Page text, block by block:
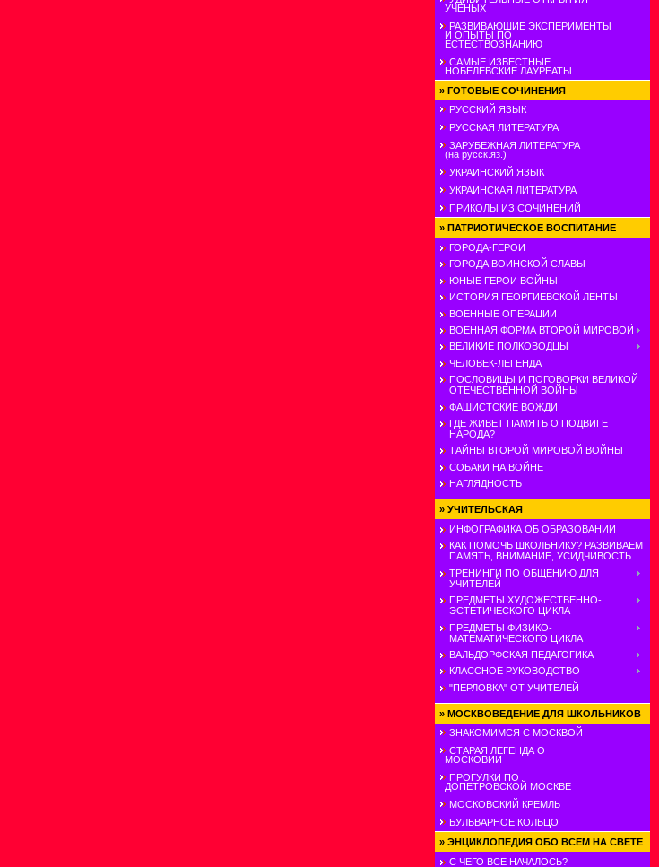
УЧЕНЫХ
РАЗВИВАЮШИЕ ЭКСПЕРИМЕНТЫ
И ОПЫТЫ ПО
ЕСТЕСТВОЗНАНИЮ
САМЫЕ ИЗВЕСТНЫЕ
НОБЕЛЕВСКИЕ ЛАУРЕАТЫ
» ГОТОВЫЕ СОЧИНЕНИЯ
РУССКИЙ ЯЗЫК
РУССКАЯ ЛИТЕРАТУРА
ЗАРУБЕЖНАЯ ЛИТЕРАТУРА
(на русск.яз.)
УКРАИНСКИЙ ЯЗЫК
УКРАИНСКАЯ ЛИТЕРАТУРА
ПРИКОЛЫ ИЗ СОЧИНЕНИЙ
» ПАТРИОТИЧЕСКОЕ ВОСПИТАНИЕ
ГОРОДА-ГЕРОИ
ГОРОДА ВОИНСКОЙ СЛАВЫ
ЮНЫЕ ГЕРОИ ВОЙНЫ
ИСТОРИЯ ГЕОРГИЕВСКОЙ ЛЕНТЫ
ВОЕННЫЕ ОПЕРАЦИИ
ВОЕННАЯ ФОРМА ВТОРОЙ МИРОВОЙ
ВЕЛИКИЕ ПОЛКОВОДЦЫ
ЧЕЛОВЕК-ЛЕГЕНДА
ПОСЛОВИЦЫ И ПОГОВОРКИ ВЕЛИКОЙ
ОТЕЧЕСТВЕННОЙ ВОЙНЫ
ФАШИСТСКИЕ ВОЖДИ
ГДЕ ЖИВЕТ ПАМЯТЬ О ПОДВИГЕ
НАРОДА?
ТАЙНЫ ВТОРОЙ МИРОВОЙ ВОЙНЫ
СОБАКИ НА ВОЙНЕ
НАГЛЯДНОСТЬ
» УЧИТЕЛЬСКАЯ
ИНФОГРАФИКА ОБ ОБРАЗОВАНИИ
КАК ПОМОЧЬ ШКОЛЬНИКУ? РАЗВИВАЕМ
ПАМЯТЬ, ВНИМАНИЕ, УСИДЧИВОСТЬ
ТРЕНИНГИ ПО ОБЩЕНИЮ ДЛЯ
УЧИТЕЛЕЙ
ПРЕДМЕТЫ ХУДОЖЕСТВЕННО-
ЭСТЕТИЧЕСКОГО ЦИКЛА
ПРЕДМЕТЫ ФИЗИКО-
МАТЕМАТИЧЕСКОГО ЦИКЛА
ВАЛЬДОРФСКАЯ ПЕДАГОГИКА
КЛАССНОЕ РУКОВОДСТВО
"ПЕРЛОВКА" ОТ УЧИТЕЛЕЙ
» МОСКВОВЕДЕНИЕ ДЛЯ ШКОЛЬНИКОВ
ЗНАКОМИМСЯ С МОСКВОЙ
СТАРАЯ ЛЕГЕНДА О
МОСКОВИИ
ПРОГУЛКИ ПО
ДОПЕТРОВСКОЙ МОСКВЕ
МОСКОВСКИЙ КРЕМЛЬ
БУЛЬВАРНОЕ КОЛЬЦО
» ЭНЦИКЛОПЕДИЯ ОБО ВСЕМ НА СВЕТЕ
С ЧЕГО ВСЕ НАЧАЛОСЬ?